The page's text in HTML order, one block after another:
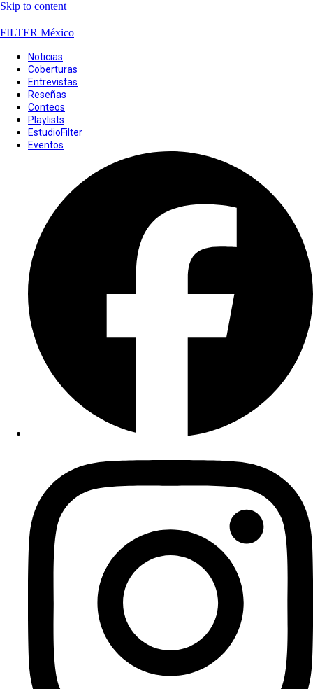
Skip to content
FILTER México
Noticias
Coberturas
Entrevistas
Reseñas
Conteos
Playlists
EstudioFilter
Eventos